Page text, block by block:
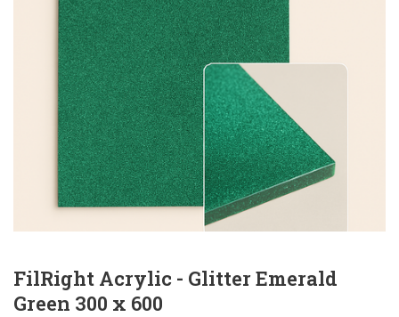
FilRight Acrylic - Glitter Emerald
Green 300 x 600